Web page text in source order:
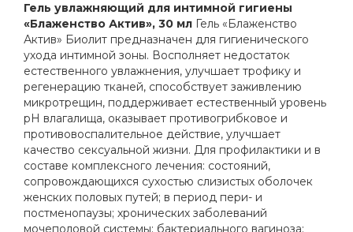
Гель увлажняющий для интимной гигиены
«Блаженство Актив», 30 мл Гель «Блаженство
Актив» Биолит предназначен для гигиенического
ухода интимной зоны. Восполняет недостаток
естественного увлажнения, улучшает трофику и
регенерацию тканей, способствует заживлению
микротрещин, поддерживает естественный уровень
pH влагалища, оказывает противогрибковое и
противовоспалительное действие, улучшает
качество сексуальной жизни. Для профилактики и в
составе комплексного лечения: состояний,
сопровождающихся сухостью слизистых оболочек
женских половых путей; в период пери- и
постменопаузы; хронических заболеваний
мочеполовой системы; бактериального вагиноза;